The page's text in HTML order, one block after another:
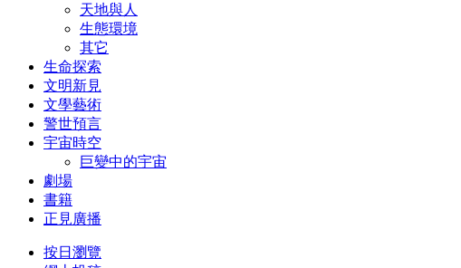
天地與人
生態環境
其它
生命探索
文明新見
文學藝術
警世預言
宇宙時空
巨變中的宇宙
劇場
書籍
正見廣播
按日瀏覽